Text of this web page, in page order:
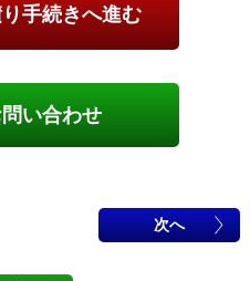
い合わせ
次へ